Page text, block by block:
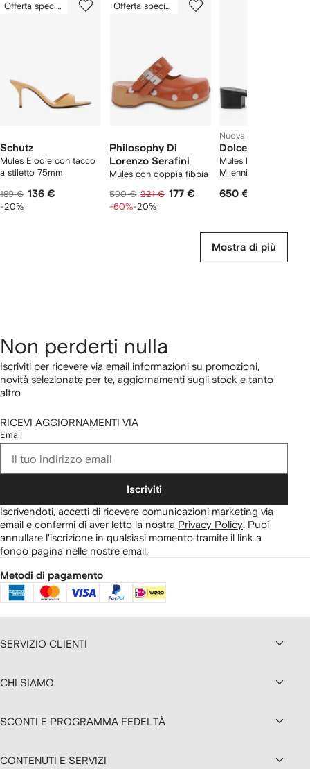
su
Offerta speciale
Schutz
Mules Elodie con tacco
a stiletto 75mm
189 € 136 €
-20%
su
Offerta speciale
Philosophy Di
Lorenzo Serafini
Mules con doppia fibbia
590 € 221 € 177 €
-60%-20%
Nuova stagione
Dolce & Gabbana
Mules DNA DG
Mllennials 40mm
650 €
Mostra di più
Non perderti nulla
Iscriviti per ricevere via email informazioni su promozioni,
novità selezionate per te, aggiornamenti sugli stock e tanto
altro
RICEVI AGGIORNAMENTI VIA
Email
Iscriviti
Iscrivendoti, accetti di ricevere comunicazioni marketing via
email e confermi di aver letto la nostra Privacy Policy. Puoi
annullare l'iscrizione in qualsiasi momento tramite il link a
fondo pagina nelle nostre email.
Metodi di pagamento
SERVIZIO CLIENTI
CHI SIAMO
SCONTI E PROGRAMMA FEDELTÀ
CONTENUTI E SERVIZI